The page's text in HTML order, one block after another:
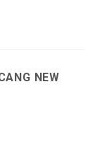
NEW